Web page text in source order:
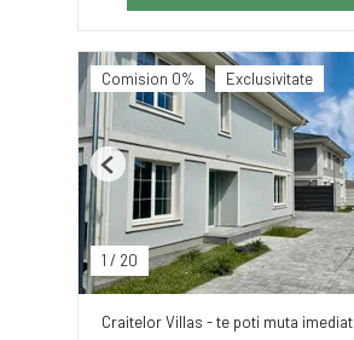
Comision 0% Exclusivitate
1 / 20
Previous
Craitelor Villas - te poti muta